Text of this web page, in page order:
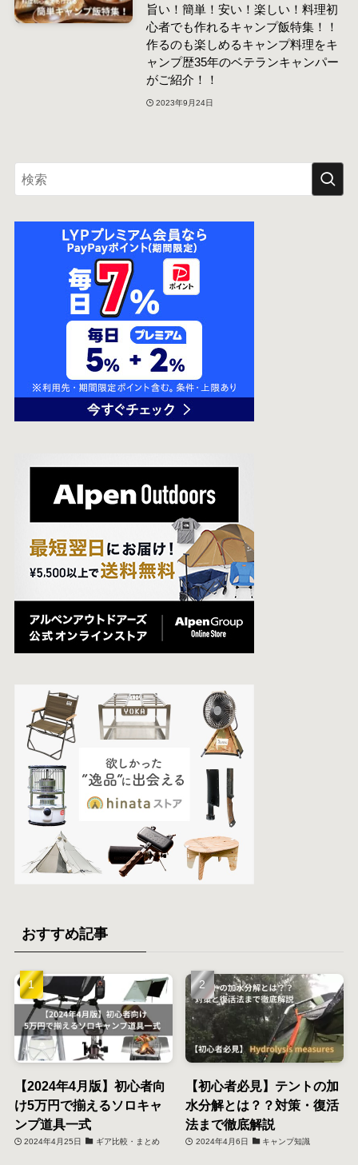
旨い！簡単！安い！楽しい！料理初
心者でも作れるキャンプ飯特集！！
作るのも楽しめるキャンプ料理をキ
ャンプ歴35年のベテランキャンパー
がご紹介！！
2023年9月24日
おすすめ記事
【2024年4月版】初心者向
け5万円で揃えるソロキャ
ンプ道具一式
2024年4月25日 ギア比較・まとめ
【初心者必見】テントの加
水分解とは？？対策・復活
法まで徹底解説
2024年4月6日 キャンプ知識